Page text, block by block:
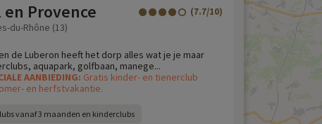
en Provence (7.7/10)
du-Rhône (13)
de Luberon heeft het dorp alles wat je je maar
aquapark, golfbaan, manege...
AANBIEDING: Gratis kinder- en tienerclub
en herfstvakantie.
vanaf 3 maanden en kinderclubs